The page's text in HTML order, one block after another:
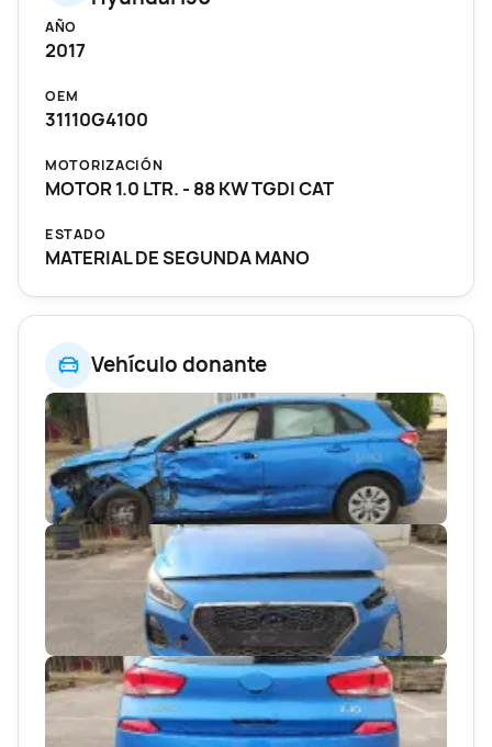
Vehículo donante
AÑO
2017
OEM
31110G4100
MOTORIZACIÓN
MOTOR 1.0 LTR. - 88 KW TGDI CAT
ESTADO
MATERIAL DE SEGUNDA MANO